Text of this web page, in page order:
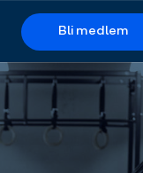
Bli medlem